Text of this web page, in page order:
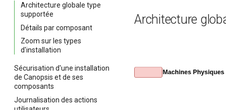
Architecture globale type
supportée
Détails par composant
Zoom sur les types
d'installation
Sécurisation d'une installation
de Canopsis et de ses
composants
Journalisation des actions
Architecture